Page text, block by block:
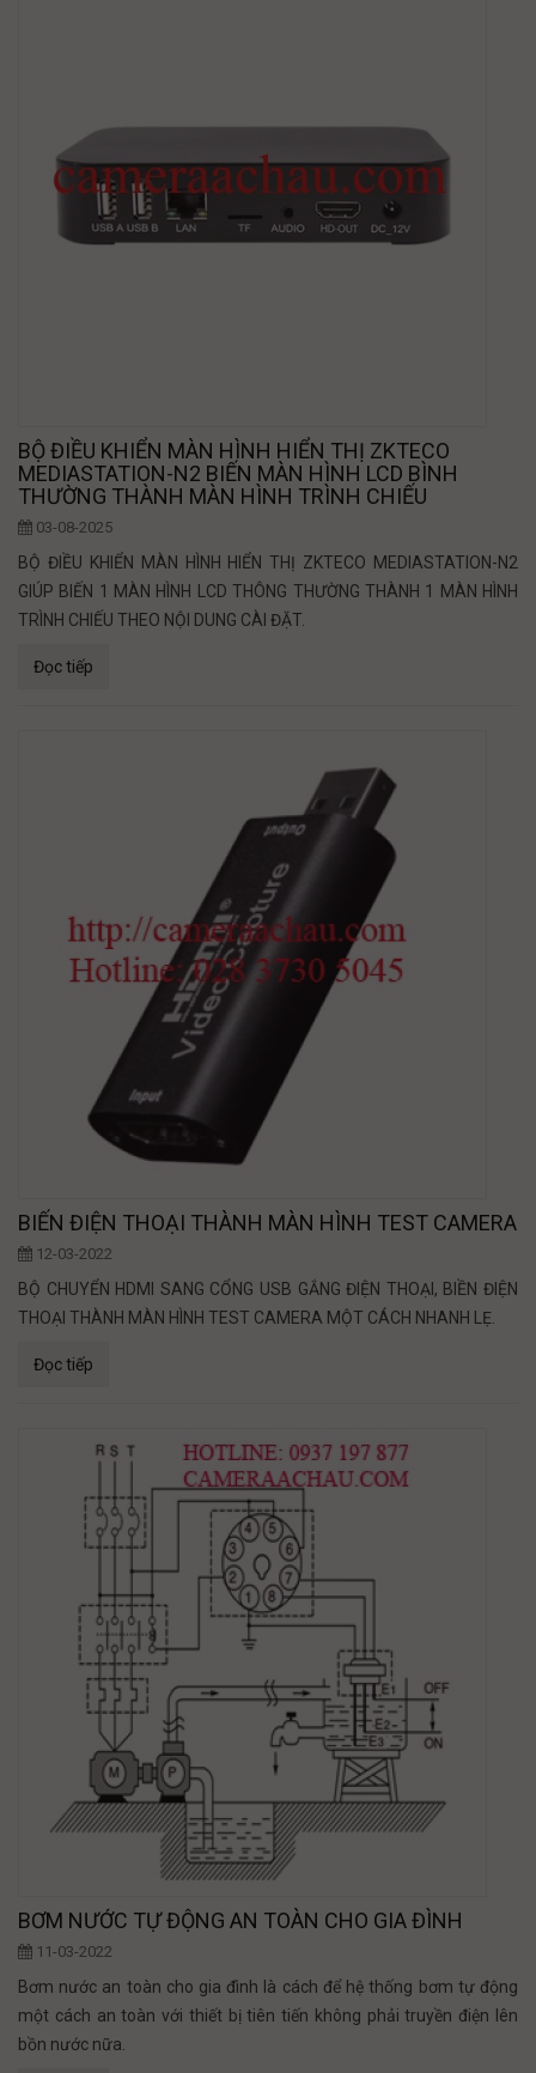
BỘ ĐIỀU KHIỂN MÀN HÌNH HIỂN THỊ ZKTECO
MEDIASTATION-N2 BIẾN MÀN HÌNH LCD BÌNH
THƯỜNG THÀNH MÀN HÌNH TRÌNH CHIẾU
03-08-2025
BỘ ĐIỀU KHIỂN MÀN HÌNH HIỂN THỊ ZKTECO MEDIASTATION-N2
GIÚP BIẾN 1 MÀN HÌNH LCD THÔNG THƯỜNG THÀNH 1 MÀN HÌNH
TRÌNH CHIẾU THEO NỘI DUNG CÀI ĐẶT.
Đọc tiếp
BIẾN ĐIỆN THOẠI THÀNH MÀN HÌNH TEST CAMERA
12-03-2022
BỘ CHUYỂN HDMI SANG CỔNG USB GẮNG ĐIỆN THOẠI, BIỀN ĐIỆN
THOẠI THÀNH MÀN HÌNH TEST CAMERA MỘT CÁCH NHANH LẸ.
Đọc tiếp
BƠM NƯỚC TỰ ĐỘNG AN TOÀN CHO GIA ĐÌNH
11-03-2022
Bơm nước an toàn cho gia đình là cách để hệ thống bơm tự động
một cách an toàn với thiết bị tiên tiến không phải truyền điện lên
bồn nước nữa.